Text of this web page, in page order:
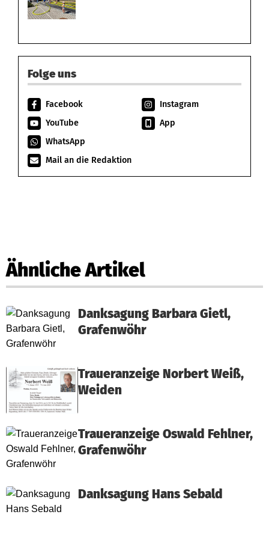
Folge uns
Facebook
Instagram
YouTube
App
WhatsApp
Mail an die Redaktion
Ähnliche Artikel
Danksagung Barbara Gietl,
Grafenwöhr
Traueranzeige Norbert Weiß,
Weiden
Traueranzeige Oswald Fehlner,
Grafenwöhr
Danksagung Hans Sebald